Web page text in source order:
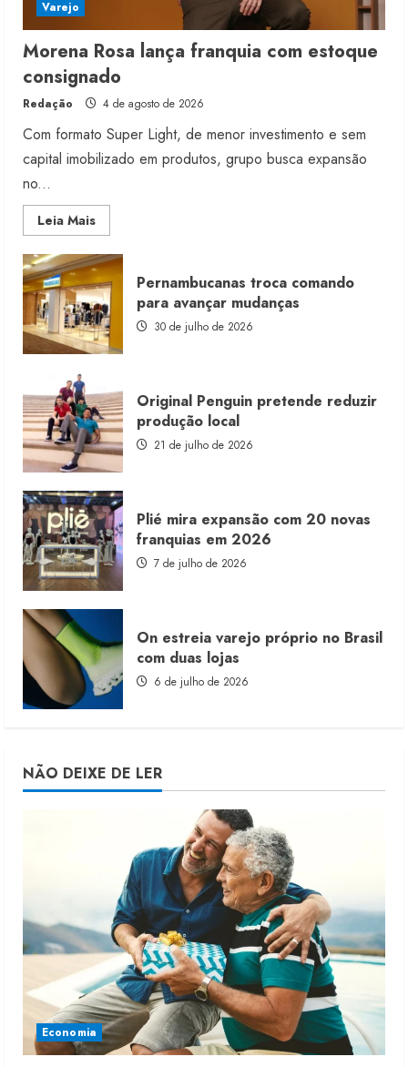
Varejo
Morena Rosa lança franquia com estoque
consignado
Redação 4 de agosto de 2026
Com formato Super Light, de menor investimento e sem
capital imobilizado em produtos, grupo busca expansão
no...
Leia MaisRead
more
Morena
Rosa
lança
franquia
com
estoque
consignado
Pernambucanas troca comando
para avançar mudanças
30 de julho de 2026
Original Penguin pretende reduzir
produção local
21 de julho de 2026
Plié mira expansão com 20 novas
franquias em 2026
7 de julho de 2026
On estreia varejo próprio no Brasil
com duas lojas
6 de julho de 2026
NÃO DEIXE DE LER
Economia